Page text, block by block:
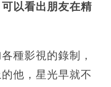
可以看出朋友在精
種影視的錄制，
他，星光早就不